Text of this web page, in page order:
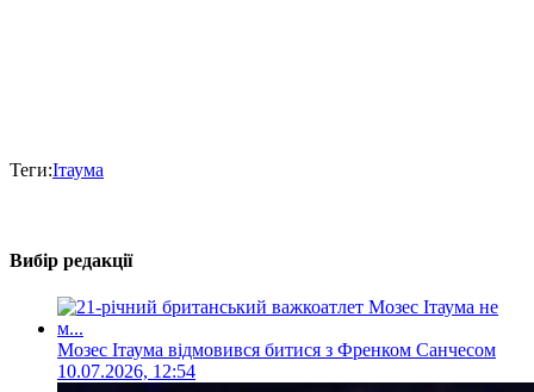
Теги:Ітаума
Вибір редакції
Мозес Ітаума відмовився битися з Френком Санчесом
10.07.2026, 12:54